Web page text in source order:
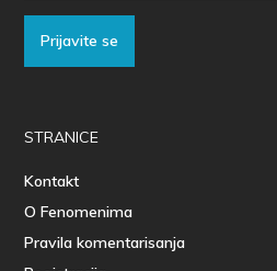
Prijavite se
STRANICE
Kontakt
O Fenomenima
Pravila komentarisanja